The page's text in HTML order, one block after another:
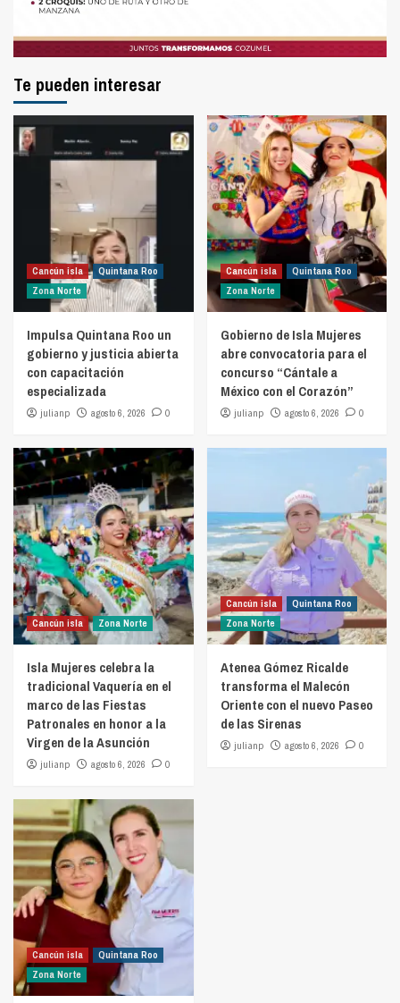
Te pueden interesar
Cancún isla
Quintana Roo
Zona Norte
Impulsa Quintana Roo un
gobierno y justicia abierta
con capacitación
especializada
julianp agosto 6, 2026 0
Cancún isla
Quintana Roo
Zona Norte
Gobierno de Isla Mujeres
abre convocatoria para el
concurso “Cántale a
México con el Corazón”
julianp agosto 6, 2026 0
Cancún isla Zona Norte
Isla Mujeres celebra la
tradicional Vaquería en el
marco de las Fiestas
Patronales en honor a la
Virgen de la Asunción
julianp agosto 6, 2026 0
Cancún isla
Quintana Roo
Zona Norte
Atenea Gómez Ricalde
transforma el Malecón
Oriente con el nuevo Paseo
de las Sirenas
julianp agosto 6, 2026 0
Cancún isla
Quintana Roo
Zona Norte